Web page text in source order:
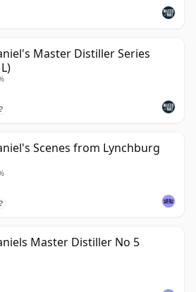
Master Distiller Series
Scenes from Lynchburg
Master Distiller No 5